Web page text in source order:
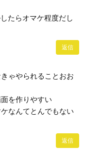
たらオマケ程度だし
返信
ゃやられることおお
を作りやすい
なんてとんでもない
返信